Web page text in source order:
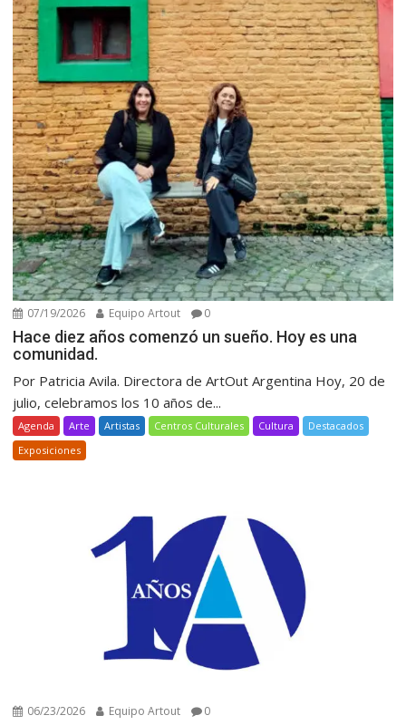
07/19/2026 Equipo Artout 0
Hace diez años comenzó un sueño. Hoy es una
comunidad.
Por Patricia Avila. Directora de ArtOut Argentina Hoy, 20 de
julio, celebramos los 10 años de...
Agenda Arte Artistas Centros Culturales Cultura
Destacados
Exposiciones
06/23/2026 Equipo Artout 0